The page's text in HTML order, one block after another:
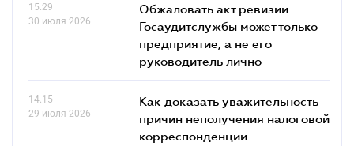
15.29
30 июля 2026
Обжаловать акт ревизии
Госаудитслужбы может только
предприятие, а не его
руководитель лично
14.15
29 июля 2026
Как доказать уважительность
причин неполучения налоговой
корреспонденции